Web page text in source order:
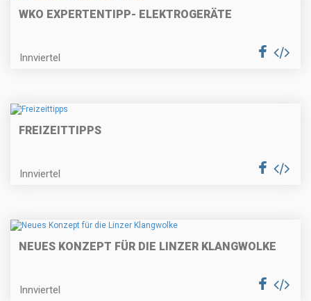
WKO EXPERTENTIPP- ELEKTROGERÄTE
Innviertel
FREIZEITTIPPS
Innviertel
NEUES KONZEPT FÜR DIE LINZER KLANGWOLKE
Innviertel